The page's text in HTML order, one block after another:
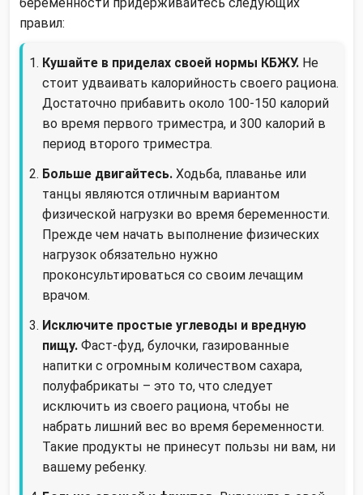
правил:
Кушайте в приделах своей нормы КБЖУ. Не
стоит удваивать калорийность своего рациона.
Достаточно прибавить около 100-150 калорий
во время первого триместра, и 300 калорий в
период второго триместра.
Больше двигайтесь. Ходьба, плаванье или
танцы являются отличным вариантом
физической нагрузки во время беременности.
Прежде чем начать выполнение физических
нагрузок обязательно нужно
проконсультироваться со своим лечащим
врачом.
Исключите простые углеводы и вредную
пищу. Фаст-фуд, булочки, газированные
напитки с огромным количеством сахара,
полуфабрикаты – это то, что следует
исключить из своего рациона, чтобы не
набрать лишний вес во время беременности.
Такие продукты не принесут пользы ни вам, ни
вашему ребенку.